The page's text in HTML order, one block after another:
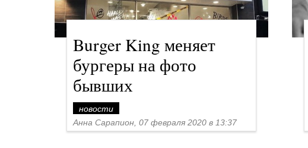
Burger King меняет
бургеры на фото
бывших
новости
Анна Сарапион, 07 февраля 2020 в 13:37